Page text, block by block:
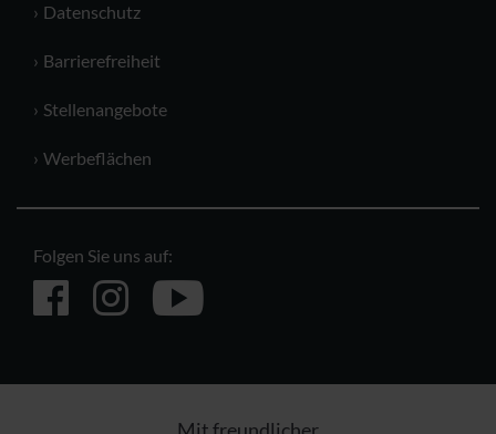
Datenschutz
Barrierefreiheit
Stellenangebote
Werbeflächen
Folgen Sie uns auf: